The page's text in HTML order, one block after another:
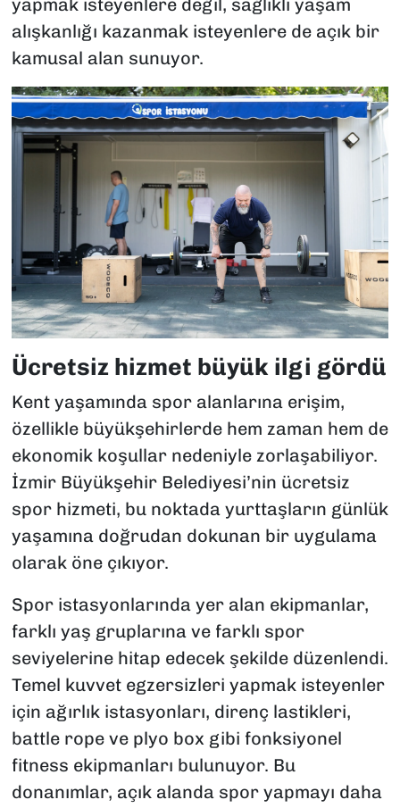
yapmak isteyenlere değil, sağlıklı yaşam
alışkanlığı kazanmak isteyenlere de açık bir
kamusal alan sunuyor.
Ücretsiz hizmet büyük ilgi gördü
Kent yaşamında spor alanlarına erişim,
özellikle büyükşehirlerde hem zaman hem de
ekonomik koşullar nedeniyle zorlaşabiliyor.
İzmir Büyükşehir Belediyesi’nin ücretsiz
spor hizmeti, bu noktada yurttaşların günlük
yaşamına doğrudan dokunan bir uygulama
olarak öne çıkıyor.
Spor istasyonlarında yer alan ekipmanlar,
farklı yaş gruplarına ve farklı spor
seviyelerine hitap edecek şekilde düzenlendi.
Temel kuvvet egzersizleri yapmak isteyenler
için ağırlık istasyonları, direnç lastikleri,
battle rope ve plyo box gibi fonksiyonel
fitness ekipmanları bulunuyor. Bu
donanımlar, açık alanda spor yapmayı daha